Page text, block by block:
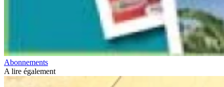
Abonnements
A lire également